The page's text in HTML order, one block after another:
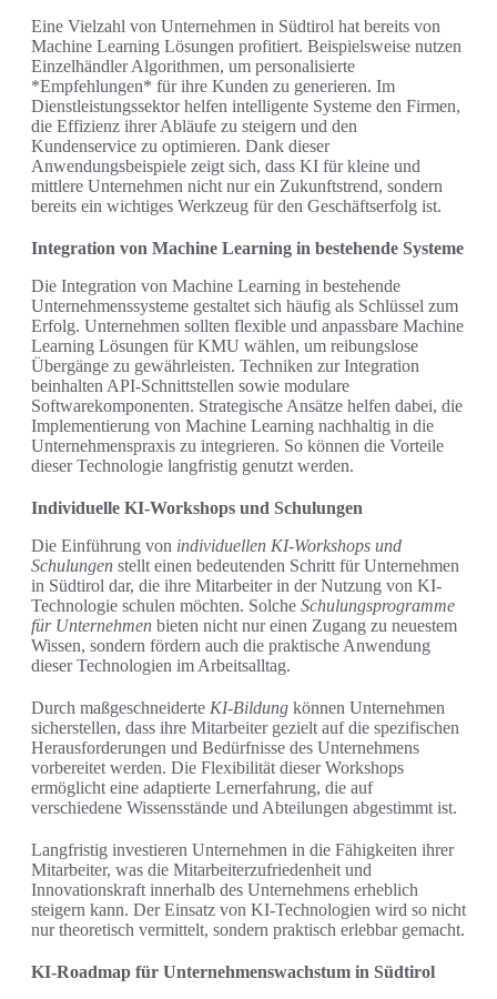
Eine Vielzahl von Unternehmen in Südtirol hat bereits von
Machine Learning Lösungen profitiert. Beispielsweise nutzen
Einzelhändler Algorithmen, um personalisierte
*Empfehlungen* für ihre Kunden zu generieren. Im
Dienstleistungssektor helfen intelligente Systeme den Firmen,
die Effizienz ihrer Abläufe zu steigern und den
Kundenservice zu optimieren. Dank dieser
Anwendungsbeispiele zeigt sich, dass KI für kleine und
mittlere Unternehmen nicht nur ein Zukunftstrend, sondern
bereits ein wichtiges Werkzeug für den Geschäftserfolg ist.
Integration von Machine Learning in bestehende Systeme
Die Integration von Machine Learning in bestehende
Unternehmenssysteme gestaltet sich häufig als Schlüssel zum
Erfolg. Unternehmen sollten flexible und anpassbare Machine
Learning Lösungen für KMU wählen, um reibungslose
Übergänge zu gewährleisten. Techniken zur Integration
beinhalten API-Schnittstellen sowie modulare
Softwarekomponenten. Strategische Ansätze helfen dabei, die
Implementierung von Machine Learning nachhaltig in die
Unternehmenspraxis zu integrieren. So können die Vorteile
dieser Technologie langfristig genutzt werden.
Individuelle KI-Workshops und Schulungen
Die Einführung von individuellen KI-Workshops und
Schulungen stellt einen bedeutenden Schritt für Unternehmen
in Südtirol dar, die ihre Mitarbeiter in der Nutzung von KI-
Technologie schulen möchten. Solche Schulungsprogramme
für Unternehmen bieten nicht nur einen Zugang zu neuestem
Wissen, sondern fördern auch die praktische Anwendung
dieser Technologien im Arbeitsalltag.
Durch maßgeschneiderte KI-Bildung können Unternehmen
sicherstellen, dass ihre Mitarbeiter gezielt auf die spezifischen
Herausforderungen und Bedürfnisse des Unternehmens
vorbereitet werden. Die Flexibilität dieser Workshops
ermöglicht eine adaptierte Lernerfahrung, die auf
verschiedene Wissensstände und Abteilungen abgestimmt ist.
Langfristig investieren Unternehmen in die Fähigkeiten ihrer
Mitarbeiter, was die Mitarbeiterzufriedenheit und
Innovationskraft innerhalb des Unternehmens erheblich
steigern kann. Der Einsatz von KI-Technologien wird so nicht
nur theoretisch vermittelt, sondern praktisch erlebbar gemacht.
KI-Roadmap für Unternehmenswachstum in Südtirol